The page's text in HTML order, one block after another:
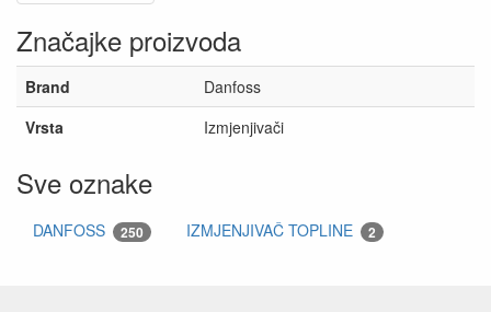
Značajke proizvoda
Brand
Danfoss
Vrsta
Izmjenjivači
Sve oznake
DANFOSS 250 IZMJENJIVAČ TOPLINE 2